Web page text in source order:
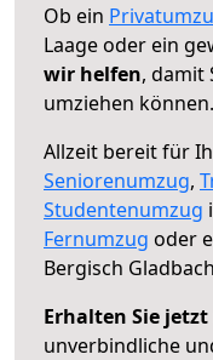
Ob ein
Laage oder ein
wir helfen, damit
umziehen können.
Allzeit bereit für
Seniorenumzug,
Studentenumzug
Fernumzug oder
Bergisch
Erhalten Sie jetzt
unverbindliche